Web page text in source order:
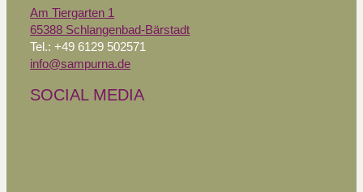
Am Tiergarten 1
65388 Schlangenbad-Bärstadt
Tel.: +49 6129 502571
info@sampurna.de
SOCIAL MEDIA